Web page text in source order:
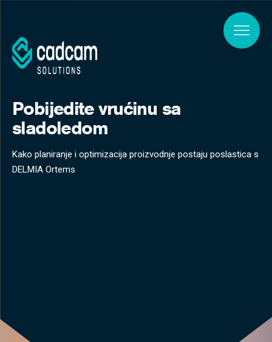
Pobijedite vrućinu sa
sladoledom
Kako planiranje i optimizacija proizvodnje postaju poslastica s
DELMIA Ortems